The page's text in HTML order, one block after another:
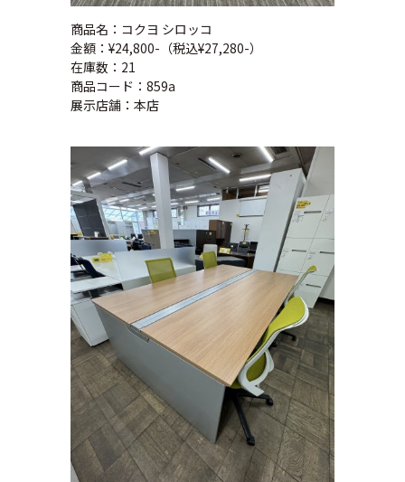
商品名：コクヨ シロッコ
金額：¥24,800-（税込¥27,280-）
在庫数：21
商品コード：859a
展示店舗：本店